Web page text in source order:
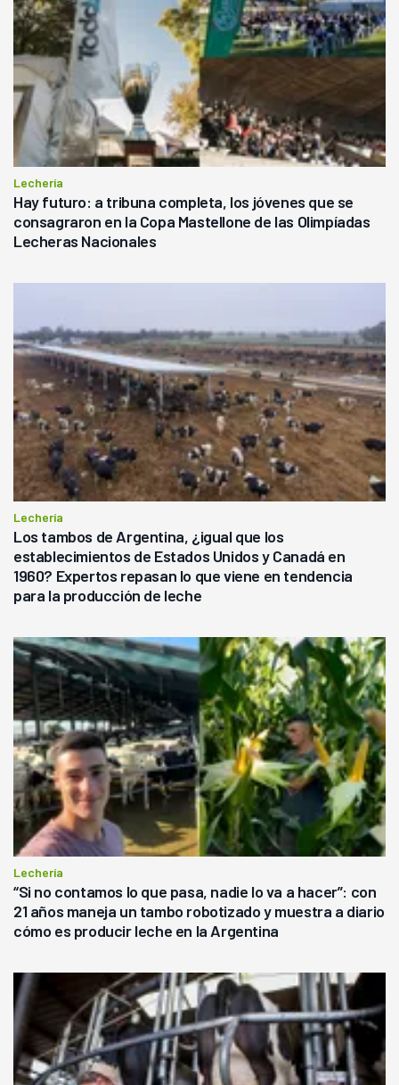
Lechería
Hay futuro: a tribuna completa, los jóvenes que se
consagraron en la Copa Mastellone de las Olimpíadas
Lecheras Nacionales
Lechería
Los tambos de Argentina, ¿igual que los
establecimientos de Estados Unidos y Canadá en
1960? Expertos repasan lo que viene en tendencia
para la producción de leche
Lechería
“Si no contamos lo que pasa, nadie lo va a hacer”: con
21 años maneja un tambo robotizado y muestra a diario
cómo es producir leche en la Argentina